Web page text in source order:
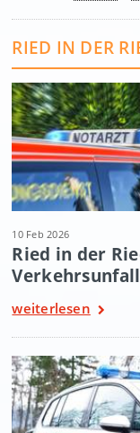
RIED IN DER
10 Feb 2026
Ried in der
Verkehrsunfall
weiterlesen